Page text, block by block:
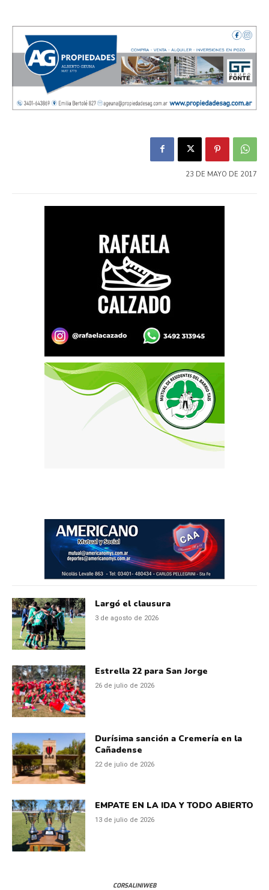
23 DE MAYO DE 2017
Largó el clausura
3 de agosto de 2026
Estrella 22 para San Jorge
26 de julio de 2026
Durísima sanción a Cremería en la
Cañadense
22 de julio de 2026
EMPATE EN LA IDA Y TODO ABIERTO
13 de julio de 2026
CORSALINIWEB